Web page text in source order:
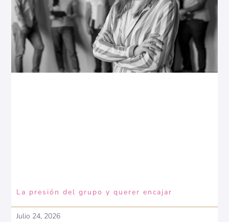
La presión del grupo y querer encajar
Julio 24, 2026